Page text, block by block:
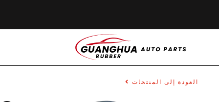
العودة إلى المنتجات